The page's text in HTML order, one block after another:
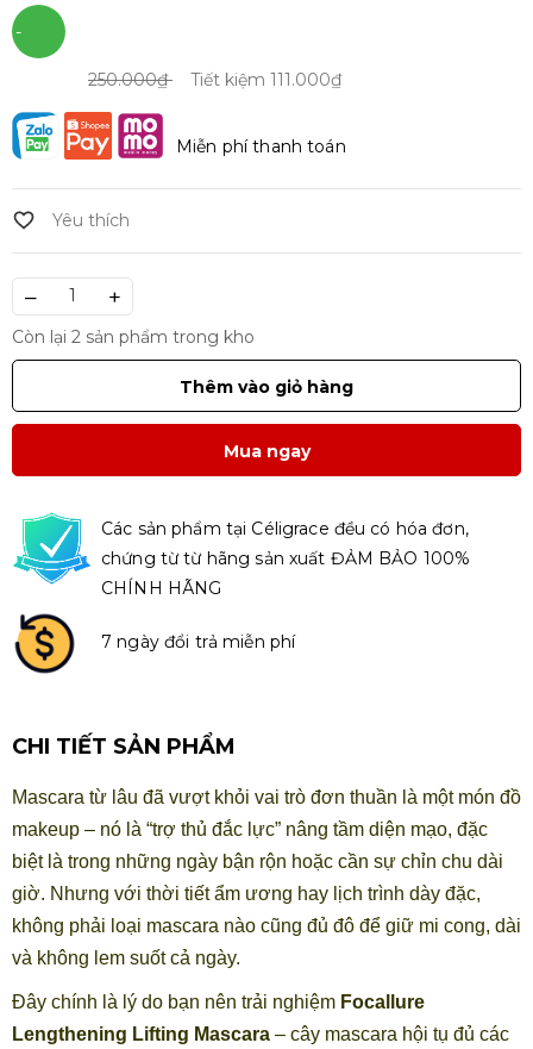
-
250.000₫ Tiết kiệm 111.000₫
Miễn phí thanh toán
– +
Còn lại 2 sản phẩm trong kho
Thêm vào giỏ hàng
Mua ngay
Các sản phẩm tại Céligrace đều có hóa đơn,
chứng từ từ hãng sản xuất ĐẢM BẢO 100%
CHÍNH HÃNG
7 ngày đổi trả miễn phí
CHI TIẾT SẢN PHẨM
Mascara từ lâu đã vượt khỏi vai trò đơn thuần là một món đồ
makeup – nó là “trợ thủ đắc lực” nâng tầm diện mạo, đặc
biệt là trong những ngày bận rộn hoặc cần sự chỉn chu dài
giờ. Nhưng với thời tiết ẩm ương hay lịch trình dày đặc,
không phải loại mascara nào cũng đủ đô để giữ mi cong, dài
và không lem suốt cả ngày.
Đây chính là lý do bạn nên trải nghiệm Focallure
Lengthening Lifting Mascara – cây mascara hội tụ đủ các